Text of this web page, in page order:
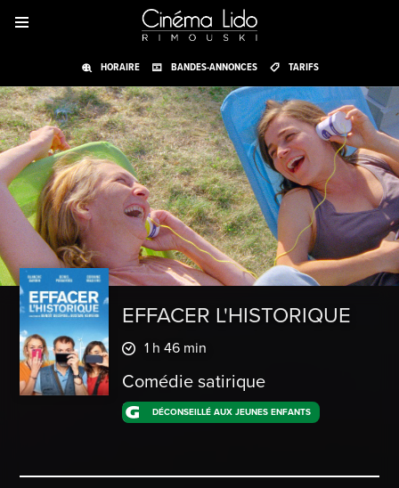
HORAIRE BANDES-ANNONCES TARIFS
EFFACER L'HISTORIQUE
1 h 46 min
Comédie satirique
DÉCONSEILLÉ AUX JEUNES ENFANTS